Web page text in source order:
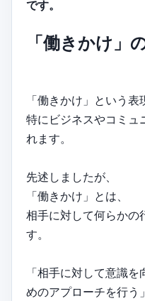
です。
「働きかけ」
「働きかけ」という表
特にビジネスやコミュ
れます。
先述しましたが、
「働きかけ」とは、
相手に対して何らかの
す。
「相手に対して意識
めのアプローチを行う」